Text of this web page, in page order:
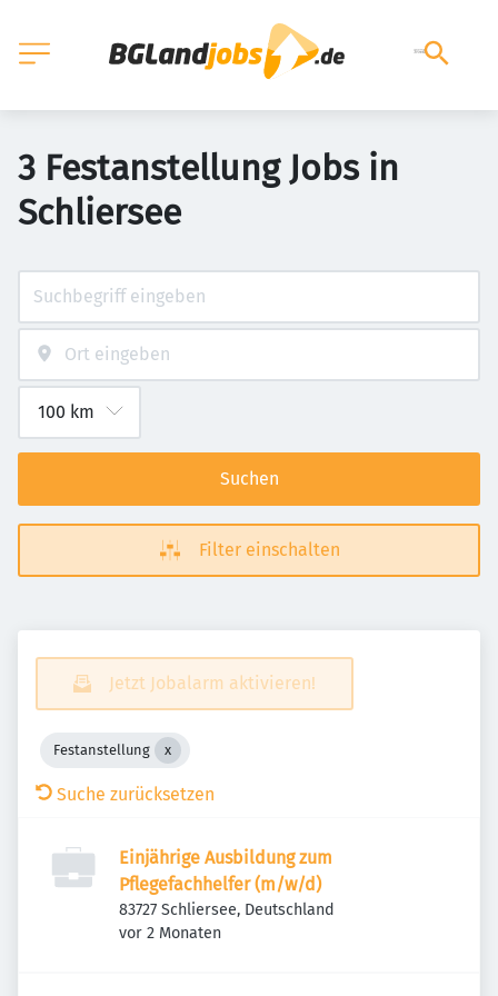
3 Festanstellung Jobs in
Schliersee
Suchen
Filter einschalten
Jetzt Jobalarm aktivieren!
Festanstellung
Suche zurücksetzen
Einjährige Ausbildung zum
Pflegefachhelfer (m/w/d)
83727 Schliersee, Deutschland
Veröffentlicht:
vor 2 Monaten